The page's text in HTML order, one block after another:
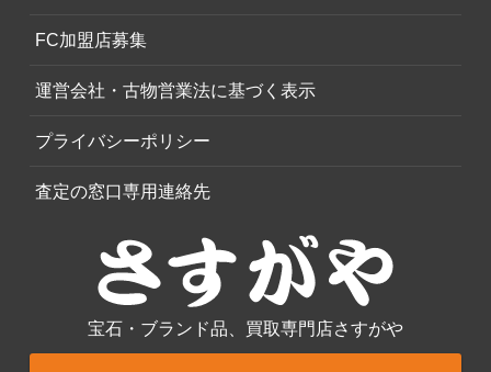
FC加盟店募集
運営会社・古物営業法に基づく表示
プライバシーポリシー
査定の窓口専用連絡先
宝石・ブランド品、買取専門店さすがや